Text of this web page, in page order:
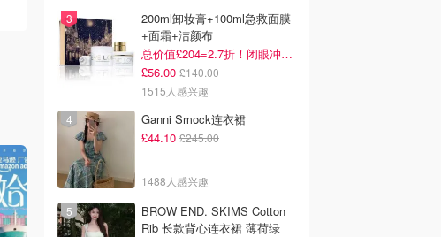
去购买 去购买
200ml卸妆膏+100ml急救面膜
+面霜+洁颜布
总价值£204=2.7折！闭眼冲这套！
£56.00 £140.00
1515人感兴趣
Ganni Smock连衣裙
£44.10 £245.00
1488人感兴趣
BROW END. SKIMS Cotton
Rib 长款背心连衣裙 薄荷绿